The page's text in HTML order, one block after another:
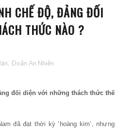
CHẾ ĐỘ, ĐẢNG ĐỐI
THỨC NÀO ?
, Doãn An Nhiên
đối diện với những thách thức thế
đã đạt thời kỳ ‘hoàng kim’, nhưng